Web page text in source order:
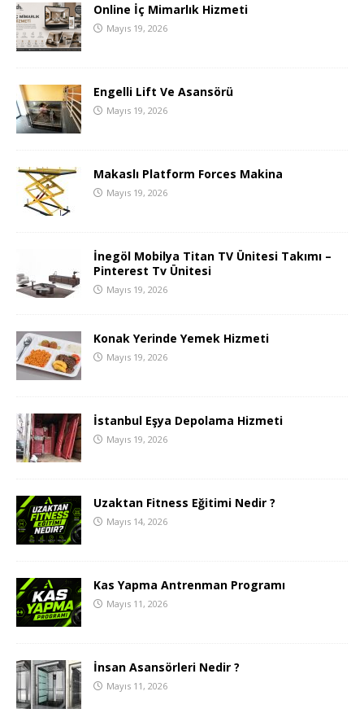
Online İç Mimarlık Hizmeti
Mayıs 19, 2026
Engelli Lift Ve Asansörü
Mayıs 19, 2026
Makaslı Platform Forces Makina
Mayıs 19, 2026
İnegöl Mobilya Titan TV Ünitesi Takımı –
Pinterest Tv Ünitesi
Mayıs 19, 2026
Konak Yerinde Yemek Hizmeti
Mayıs 19, 2026
İstanbul Eşya Depolama Hizmeti
Mayıs 19, 2026
Uzaktan Fitness Eğitimi Nedir ?
Mayıs 14, 2026
Kas Yapma Antrenman Programı
Mayıs 11, 2026
İnsan Asansörleri Nedir ?
Mayıs 11, 2026